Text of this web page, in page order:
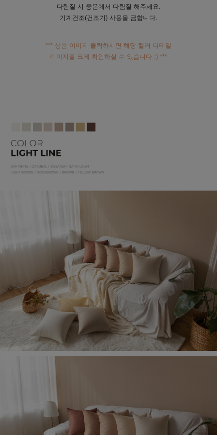
다림질 시 중온에서 다림질 해주세요.
기계건조(건조기) 사용을 금합니다.
*** 상품 이미지 클릭하시면 해당 컬러 디테일
이미지를 크게 확인하실 수 있습니다 :) ***